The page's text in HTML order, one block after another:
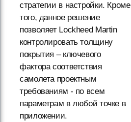
стратегии в настройки. Кроме
того, данное решение
позволяет Lockheed Martin
контролировать толщину
покрытия – ключевого
фактора соответствия
самолета проектным
требованиям - по всем
параметрам в любой точке в
приложении.